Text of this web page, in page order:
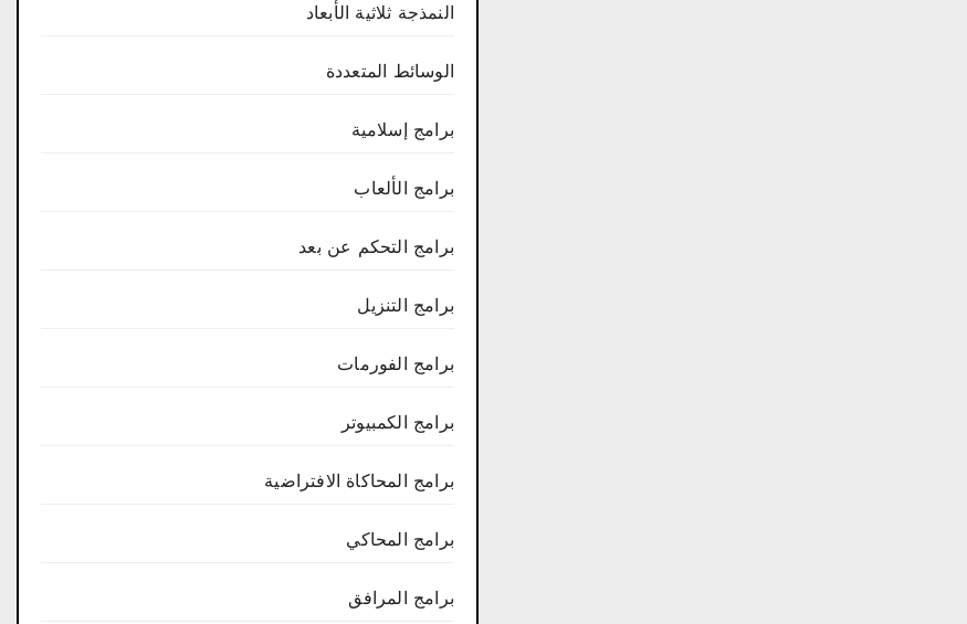
النمذجة ثلاثية الأبعاد
الوسائط المتعددة
برامج إسلامية
برامج الألعاب
برامج التحكم عن بعد
برامج التنزيل
برامج الفورمات
برامج الكمبيوتر
برامج المحاكاة الافتراضية
برامج المحاكي
برامج المرافق